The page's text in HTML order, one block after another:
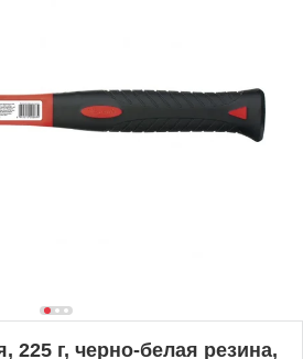
225 г, черно-белая резина,